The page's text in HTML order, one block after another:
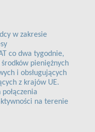
w zakresie
co dwa tygodnie,
pieniężnych
i obsługujących
z krajów UE.
na terenie